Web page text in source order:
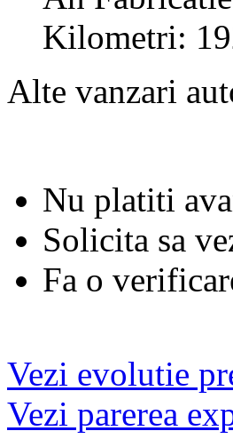
Kilometri:
Alte vanzari
Nu platiti
Solicita sa
Fa o
Vezi evolutie
Vezi parerea